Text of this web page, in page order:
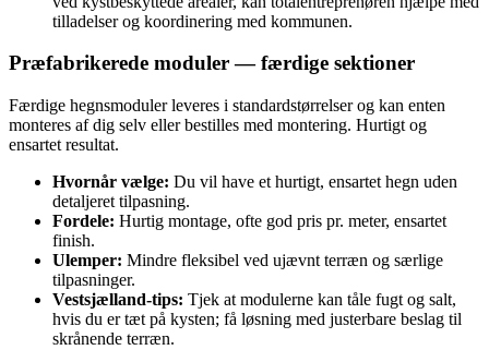
tilladelser og koordinering med kommunen.
Præfabrikerede moduler — færdige sektioner
Færdige hegnsmoduler leveres i standardstørrelser og kan enten
monteres af dig selv eller bestilles med montering. Hurtigt og
ensartet resultat.
Hvornår vælge: Du vil have et hurtigt, ensartet hegn uden
detaljeret tilpasning.
Fordele: Hurtig montage, ofte god pris pr. meter, ensartet
finish.
Ulemper: Mindre fleksibel ved ujævnt terræn og særlige
tilpasninger.
Vestsjælland‑tips: Tjek at modulerne kan tåle fugt og salt,
hvis du er tæt på kysten; få løsning med justerbare beslag til
skrånende terræn.